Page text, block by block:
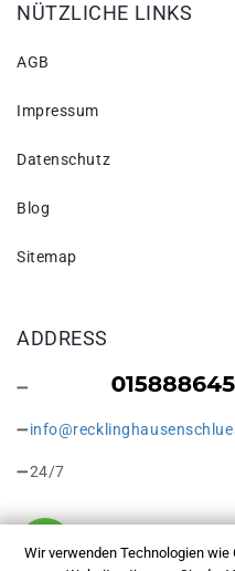
Wir verwenden Technologien
NÜTZLICHE LINKS
AGB
Impressum
Datenschutz
Blog
Sitemap
ADDRESS
24/7